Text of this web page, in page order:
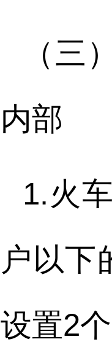
（三
内部
1.火
户以下
设置2